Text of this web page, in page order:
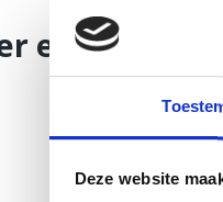
Deze website
een reparatie